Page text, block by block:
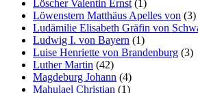
Löscher Valentin Ernst (1)
Löwenstern Matthäus Apelles von (3)
Ludämilie Elisabeth Gräfin von
Ludwig I. von Bayern (1)
Luise Henriette von Brandenburg (3)
Luther Martin (42)
Magdeburg Johann (4)
Mahulael Christian (1)